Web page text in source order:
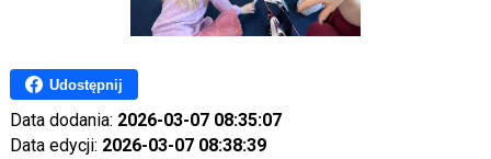
Udostępnij
Data dodania: 2026-03-07 08:35:07
Data edycji: 2026-03-07 08:38:39